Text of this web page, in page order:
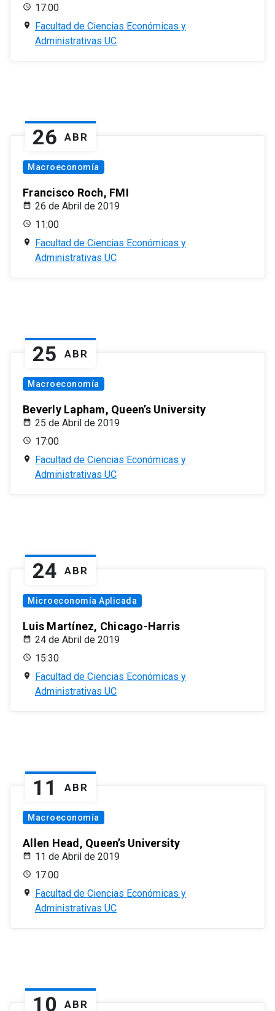
17:00
Facultad de Ciencias Económicas y
Administrativas UC
26 ABR
Macroeconomía
Francisco Roch, FMI
26 de Abril de 2019
11:00
Facultad de Ciencias Económicas y
Administrativas UC
25 ABR
Macroeconomía
Beverly Lapham, Queen’s University
25 de Abril de 2019
17:00
Facultad de Ciencias Económicas y
Administrativas UC
24 ABR
Microeconomía Aplicada
Luis Martínez, Chicago-Harris
24 de Abril de 2019
15:30
Facultad de Ciencias Económicas y
Administrativas UC
11 ABR
Macroeconomía
Allen Head, Queen’s University
11 de Abril de 2019
17:00
Facultad de Ciencias Económicas y
Administrativas UC
10 ABR